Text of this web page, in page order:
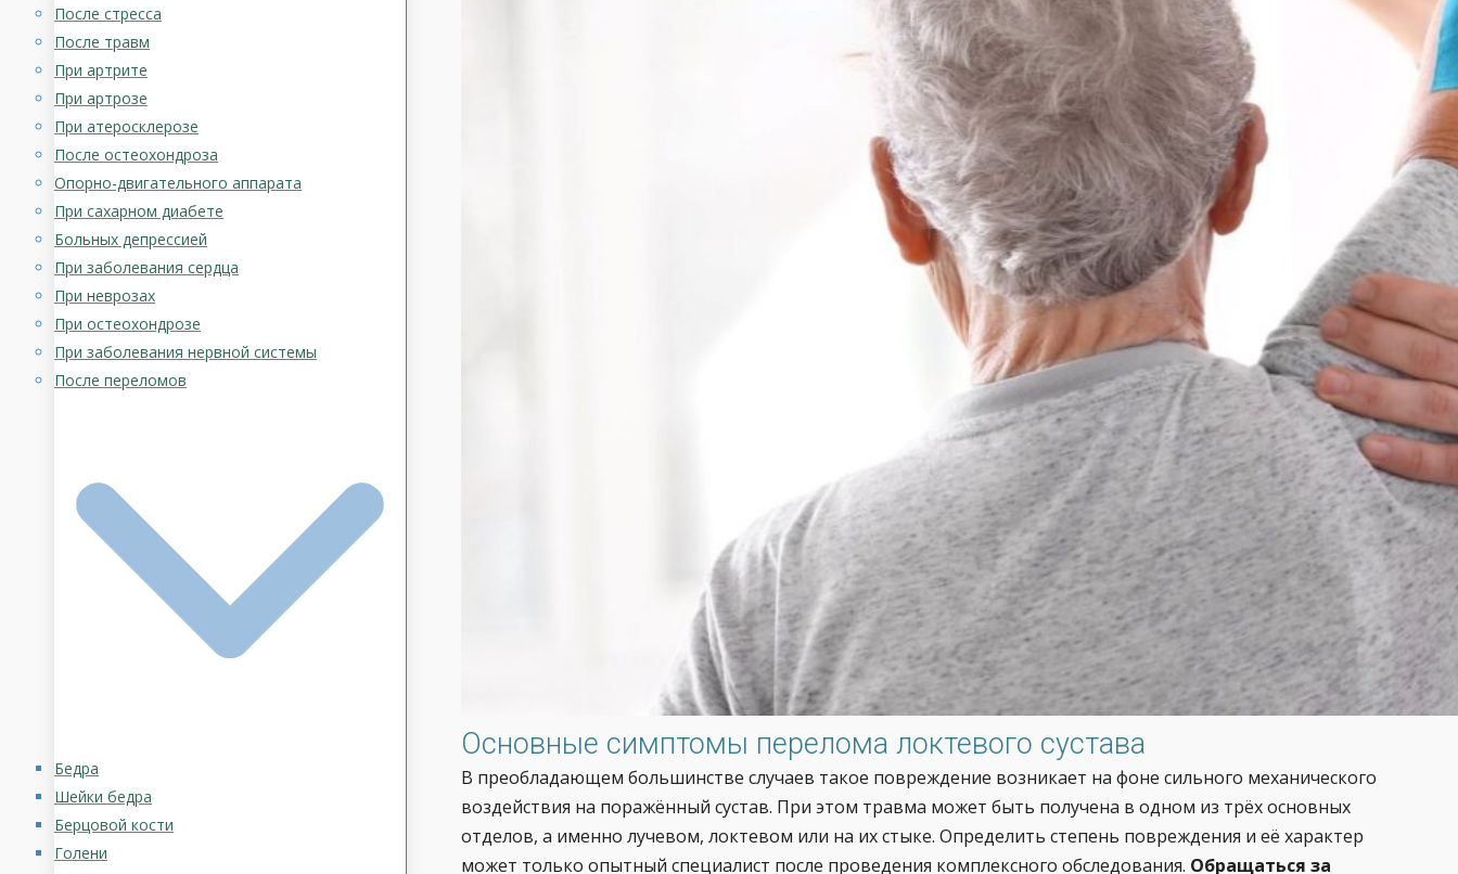
Основные симптомы перелома локтевого сустава
В преобладающем большинстве случаев такое повреждение возникает на фоне сильного механического
воздействия на поражённый сустав. При этом травма может быть получена в одном из трёх основных
отделов, а именно лучевом, локтевом или на их стыке. Определить степень повреждения и её характер
может только опытный специалист после проведения комплексного обследования. Обращаться за
После стресса
После травм
При артрите
При артрозе
При атеросклерозе
После остеохондроза
Опорно-двигательного аппарата
При сахарном диабете
Больных депрессией
При заболевания сердца
При неврозах
При остеохондрозе
При заболевания нервной системы
После переломов
Бедра
Шейки бедра
Берцовой кости
Голени